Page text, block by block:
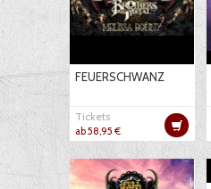
FEUERSCHWANZ
Tickets
ab 58,95 €